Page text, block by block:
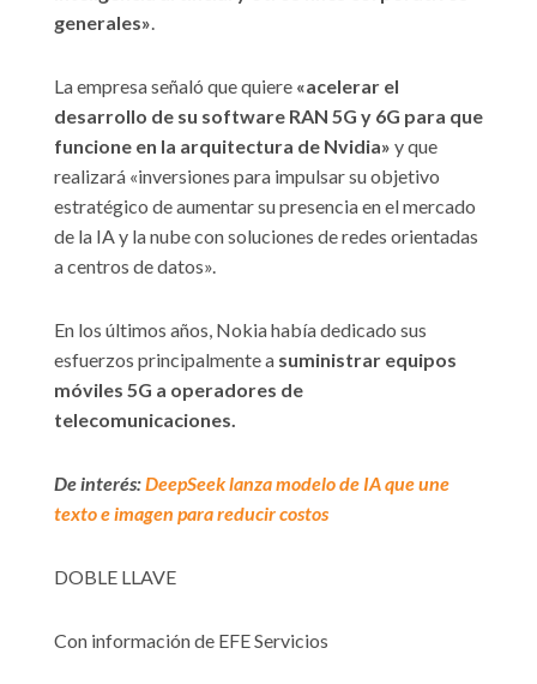
generales».
La empresa señaló que quiere «acelerar el
desarrollo de su software RAN 5G y 6G para que
funcione en la arquitectura de Nvidia» y que
realizará «inversiones para impulsar su objetivo
estratégico de aumentar su presencia en el mercado
de la IA y la nube con soluciones de redes orientadas
a centros de datos».
En los últimos años, Nokia había dedicado sus
esfuerzos principalmente a suministrar equipos
móviles 5G a operadores de
telecomunicaciones.
De interés:DeepSeek lanza modelo de IA que une
texto e imagen para reducir costos
DOBLE LLAVE
Con información de EFE Servicios